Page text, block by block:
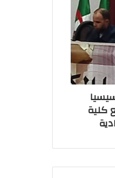
2026 يوما تحسيسيا
بالتنسيق مع كلية